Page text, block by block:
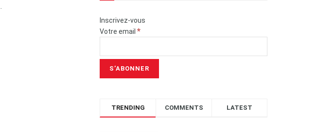
Inscrivez-vous
Votre email *
TRENDING COMMENTS LATEST